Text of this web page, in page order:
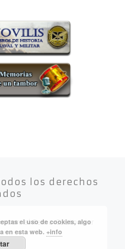
los derechos
con elTema Customizr
el uso de cookies, algo
en esta web. +info